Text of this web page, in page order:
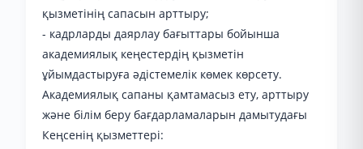
қызметінің сапасын арттыру;
- кадрларды даярлау бағыттары бойынша
академиялық кеңестердің қызметін
ұйымдастыруға әдістемелік көмек көрсету.
Академиялық сапаны қамтамасыз ету, арттыру
және білім беру бағдарламаларын дамытудағы
Кеңсенің қызметтері: